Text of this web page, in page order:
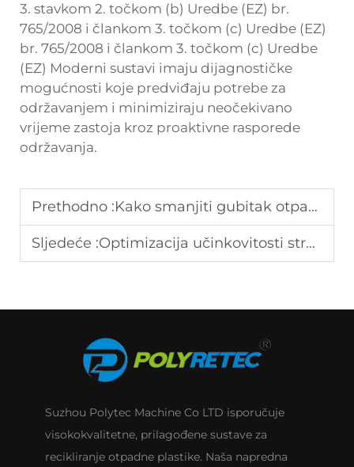
3. stavkom 2. točkom (b) Uredbe (EZ) br.
765/2008 i člankom 3. točkom (c) Uredbe (EZ)
br. 765/2008 i člankom 3. točkom (c) Uredbe
(EZ) Moderni sustavi imaju dijagnostičke
mogućnosti koje predviđaju potrebe za
održavanjem i minimiziraju neočekivano
vrijeme zastoja kroz proaktivne rasporede
održavanja.
Prethodno :Kako smanjiti gubitak otpada u sustavima za recikliranje PET-a?
Sljedeće :Optimizacija učinkovitosti stroja za ekstrudiranje plastičnih peleta
Suzhou Polytec Machine Co LTD isporučuje
visokokvalitetne, prilagođene sustave za
recikliranje otpadne plastike. Naša napredna